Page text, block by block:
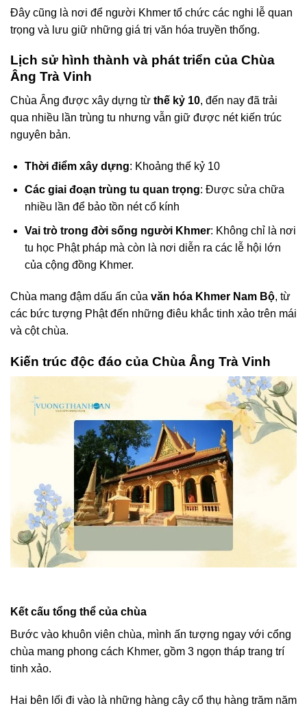
Đây cũng là nơi để người Khmer tổ chức các nghi lễ quan
trọng và lưu giữ những giá trị văn hóa truyền thống.
Lịch sử hình thành và phát triển của Chùa
Âng Trà Vinh
Chùa Âng được xây dựng từ thế kỷ 10, đến nay đã trải
qua nhiều lần trùng tu nhưng vẫn giữ được nét kiến trúc
nguyên bản.
Thời điểm xây dựng: Khoảng thế kỷ 10
Các giai đoạn trùng tu quan trọng: Được sửa chữa
nhiều lần để bảo tồn nét cổ kính
Vai trò trong đời sống người Khmer: Không chỉ là nơi
tu học Phật pháp mà còn là nơi diễn ra các lễ hội lớn
của cộng đồng Khmer.
Chùa mang đậm dấu ấn của văn hóa Khmer Nam Bộ, từ
các bức tượng Phật đến những điêu khắc tinh xảo trên mái
và cột chùa.
Kiến trúc độc đáo của Chùa Âng Trà Vinh
Kết cấu tổng thể của chùa
Bước vào khuôn viên chùa, mình ấn tượng ngay với cổng
chùa mang phong cách Khmer, gồm 3 ngọn tháp trang trí
tinh xảo.
Hai bên lối đi vào là những hàng cây cổ thụ hàng trăm năm